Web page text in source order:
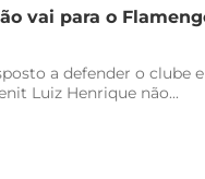
vai para o
a defender o clube
Luiz Henrique não...